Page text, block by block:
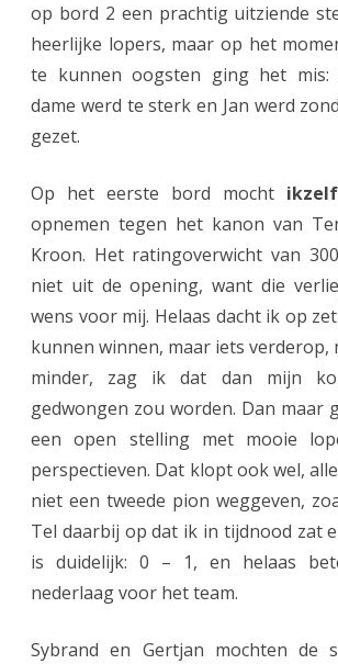
op bord 2 een prachtig uitziende
heerlijke lopers, maar op het
te kunnen oogsten ging het mis:
dame werd te sterk en Jan werd
gezet.
Op het eerste bord mocht ikzelf
opnemen tegen het kanon van
Kroon. Het ratingoverwicht van
niet uit de opening, want die
wens voor mij. Helaas dacht ik op
kunnen winnen, maar iets verderop,
minder, zag ik dat dan mijn
gedwongen zou worden. Dan maar
een open stelling met mooie
perspectieven. Dat klopt ook wel,
niet een tweede pion weggeven,
Tel daarbij op dat ik in tijdnood zat
is duidelijk: 0 – 1, en helaas
nederlaag voor het team.
Sybrand en Gertjan mochten de